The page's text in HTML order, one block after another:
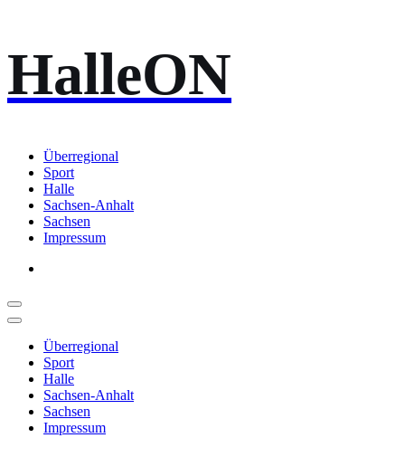
Inhalt
springen
HalleON
Überregional
Sport
Halle
Sachsen-Anhalt
Sachsen
Impressum
Überregional
Sport
Halle
Sachsen-Anhalt
Sachsen
Impressum